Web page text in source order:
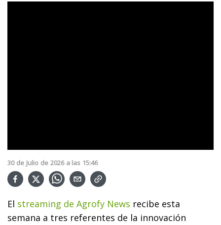
30 de Julio de 2026 a las 15:46
El streaming de Agrofy News recibe esta
semana a tres referentes de la innovación